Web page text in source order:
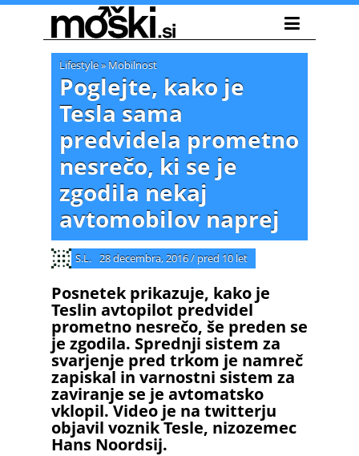
Lifestyle» Mobilnost
Poglejte, kako je
Tesla sama
predvidela prometno
nesrečo, ki se je
zgodila nekaj
avtomobilov naprej
S.L. 28 decembra, 2016/ pred 10 let
Posnetek prikazuje, kako je
Teslin avtopilot predvidel
prometno nesrečo, še preden se
je zgodila. Sprednji sistem za
svarjenje pred trkom je namreč
zapiskal in varnostni sistem za
zaviranje se je avtomatsko
vklopil. Video je na twitterju
objavil voznik Tesle, nizozemec
Hans Noordsij.